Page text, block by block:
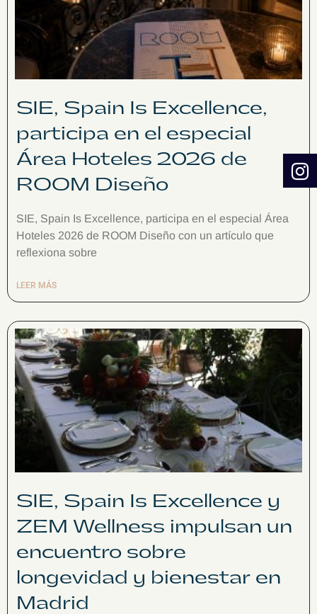
SIE, Spain Is Excellence,
participa en el especial
Área Hoteles 2026 de
ROOM Diseño
SIE, Spain Is Excellence, participa en el especial Área
Hoteles 2026 de ROOM Diseño con un artículo que
reflexiona sobre
LEER MÁS
SIE, Spain Is Excellence y
ZEM Wellness impulsan un
encuentro sobre
longevidad y bienestar en
Madrid